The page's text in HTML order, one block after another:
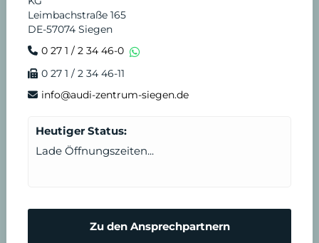
Leimbachstraße 165
DE-57074 Siegen
0 27 1 / 2 34 46-0
0 27 1 / 2 34 46-11
info@audi-zentrum-siegen.de
Heutiger Status:
Lade Öffnungszeiten...
Zu den Ansprechpartnern